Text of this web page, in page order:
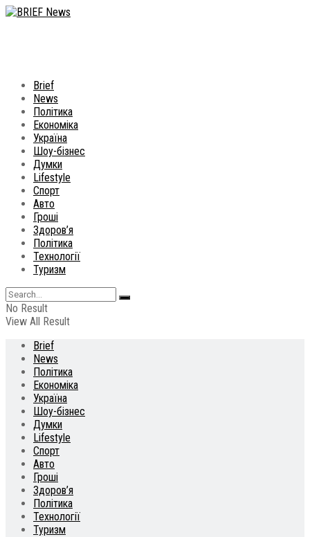
Brief
News
Політика
Економіка
Україна
Шоу-бізнес
Думки
Lifestyle
Спорт
Авто
Гроші
Здоров’я
Політика
Технології
Туризм
No Result
View All Result
Brief
News
Політика
Економіка
Україна
Шоу-бізнес
Думки
Lifestyle
Спорт
Авто
Гроші
Здоров’я
Політика
Технології
Туризм